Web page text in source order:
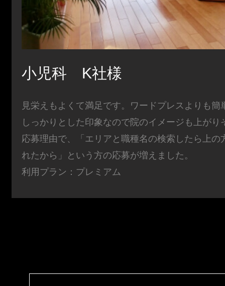
小児科 K社様
見栄えもよくて満足です。ワードプレスよりも簡
しっかりとした印象なので院のイメージも上がり
応募理由で、「エリアと職種名の検索したら上の
れたから」という方の応募が増えました。
利用プラン：プレミアム